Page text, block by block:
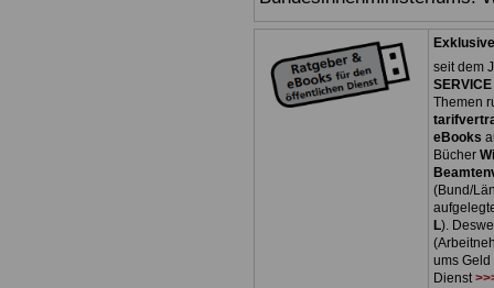
seit dem
Themen
eBooks
Bücher
(Bund/
L).
ums
Dienst